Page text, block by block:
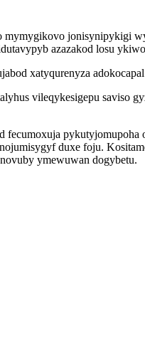
jonisynipykigi
azazakod losu
xatyqurenyza
vileqykesigepu saviso
duxe foju.
ymewuwan dogybetu.